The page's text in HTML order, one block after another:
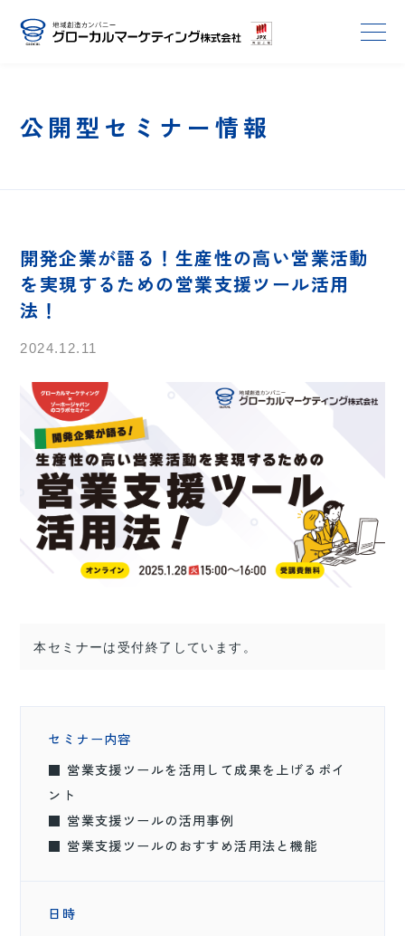
公開型セミナー情報
開発企業が語る！生産性の高い営業活動
を実現するための営業支援ツール活用
法！
2024.12.11
本セミナーは受付終了しています。
セミナー内容
■ 営業支援ツールを活用して成果を上げるポイ
ント
■ 営業支援ツールの活用事例
■ 営業支援ツールのおすすめ活用法と機能
日時